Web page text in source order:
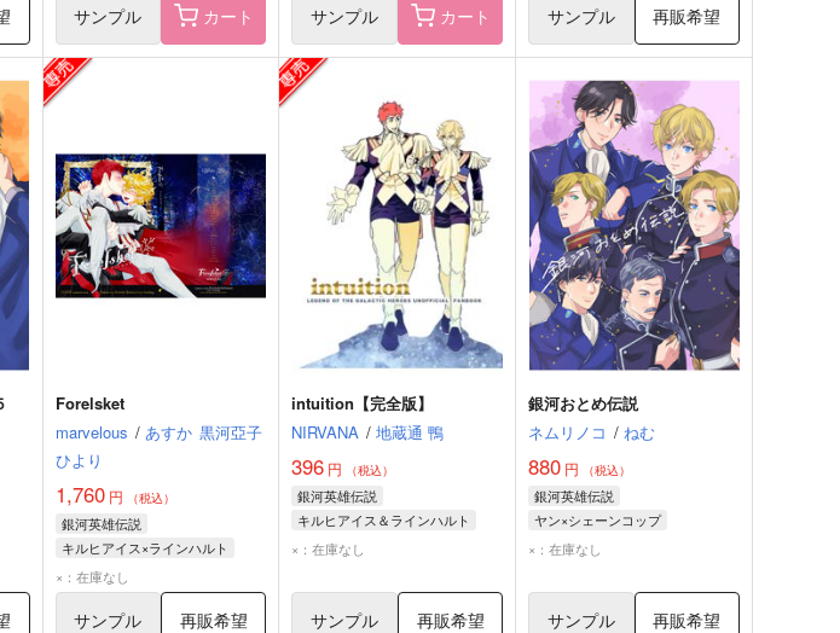
サンプル カート サンプル カート サンプル 再販希望
Forelsket
marvelous / あすか 黒河亞子
ひより
1,760円 （税込）
銀河英雄伝説
キルヒアイス×ラインハルト
ジークフリード・キルヒアイス
×：在庫なし
サンプル 再販希望
intuition【完全版】
NIRVANA / 地蔵通 鴨
396 円 （税込）
銀河英雄伝説
キルヒアイス＆ラインハルト
×：在庫なし
サンプル 再販希望
銀河おとめ伝説
ネムリノコ / ねむ
880 円 （税込）
銀河英雄伝説
ヤン×シェーンコップ
ウィリバルト・ヨアヒム・フォン・メルカッツ
×：在庫なし
サンプル 再販希望